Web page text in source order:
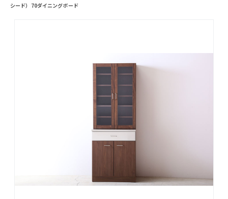
シード）70ダイニングボード